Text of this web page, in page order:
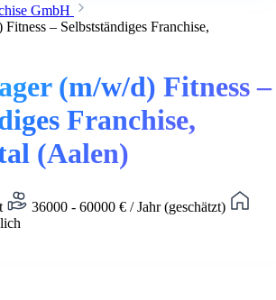
GmbH
– Selbstständiges Franchise,
(m/w/d) Fitness –
Franchise,
(Aalen)
36000 - 60000 € / Jahr (geschätzt)